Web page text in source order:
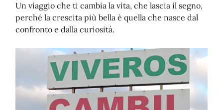
Un viaggio che ti cambia la vita, che lascia il segno,
perché la crescita più bella è quella che nasce dal
confronto e dalla curiosità.